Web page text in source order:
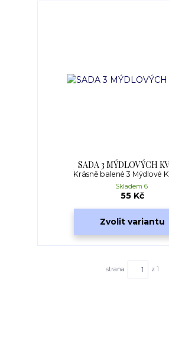
SADA 3 MÝDLOVÝCH
Krásně balené 3 Mýdlové
55 Kč
Skladem 6
Zvolit variantu
strana z 1